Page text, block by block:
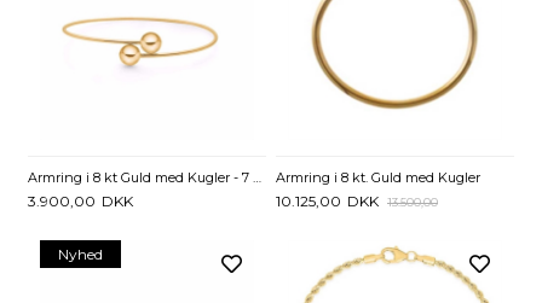
Armring i 8 kt Guld med Kugler - 7 mm
3.900,00 DKK
Armring i 8 kt. Guld med Kugler
10.125,00 DKK 13.500,00
Nyhed